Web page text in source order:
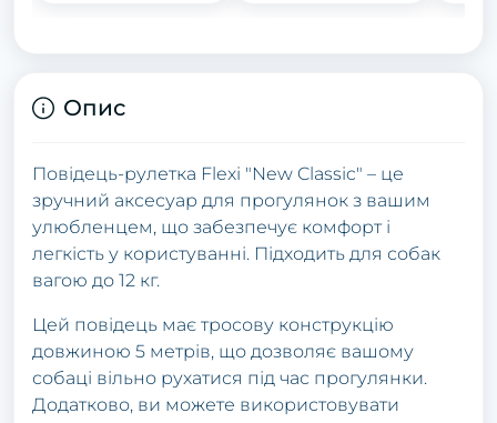
Опис
Повідець-рулетка Flexi "New Classic" – це
зручний аксесуар для прогулянок з вашим
улюбленцем, що забезпечує комфорт і
легкість у користуванні. Підходить для собак
вагою до 12 кг.
Цей повідець має тросову конструкцію
довжиною 5 метрів, що дозволяє вашому
собаці вільно рухатися під час прогулянки.
Додатково, ви можете використовувати